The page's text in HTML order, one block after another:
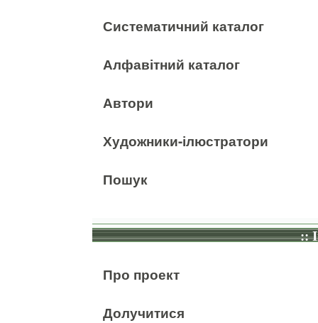
Систематичний каталог
Алфавітний каталог
Автори
Художники-ілюстратори
Пошук
::
Про проект
Долучитися